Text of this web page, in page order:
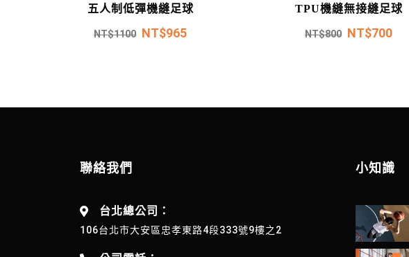
五人制低彈機縫足球
NT$1100 NT$965
TPU機縫無接縫足球
NT$800 NT$700
聯絡我們
台北總公司：
106台北市大安區忠孝東路4段333號9樓之2
小知識